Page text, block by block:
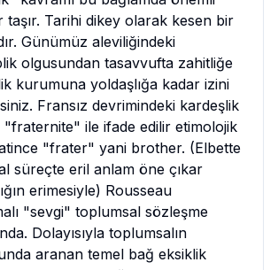
taşır. Tarihi dikey olarak kesen bir
Günümüz aleviliğindeki
olgusundan tasavvufta zahitliğe
kurumuna yoldaşlığa kadar izini
Fransız devrimindeki kardeşlik
"fraternite" ile ifade edilir etimolojik
"frater" yani brother. (Elbette
süreçte eril anlam öne çıkar
erimesiyle) Rousseau
"sevgi" toplumsal sözleşme
Dolayısıyla toplumsalın
aranan temel bağ eksiklik